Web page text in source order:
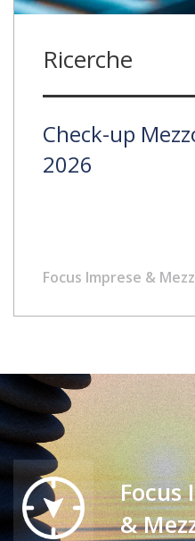
Ricerche
Check-up
2026
Focus Imprese &
Focus
&